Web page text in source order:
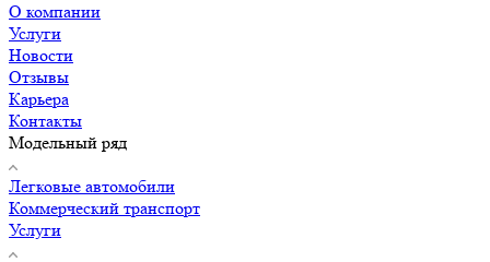
О компании
Услуги
Новости
Отзывы
Карьера
Контакты
Модельный ряд
Легковые автомобили
Коммерческий транспорт
Услуги